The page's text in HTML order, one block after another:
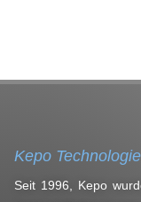
Kepo
Seit 1996, Kepo